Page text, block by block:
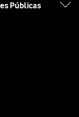
Públicas